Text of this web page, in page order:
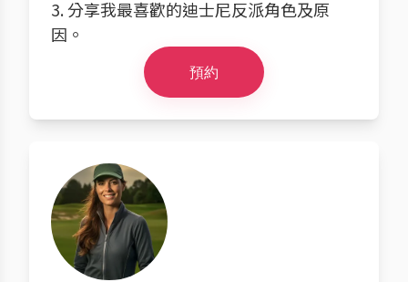
3. 分享我最喜歡的迪士尼反派角色及原
因。
預約